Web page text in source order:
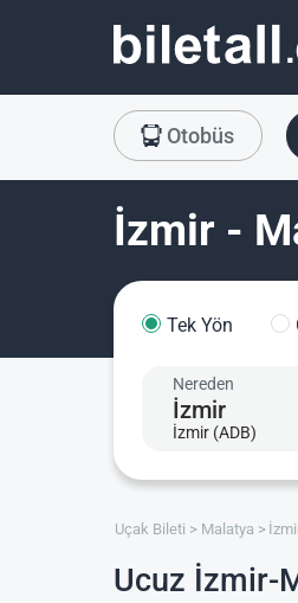
Otobüs
İzmir -
Tek Yön
Nereden
İzmir (ADB)
Uçak Bileti Malatya
Ucuz İzmir-